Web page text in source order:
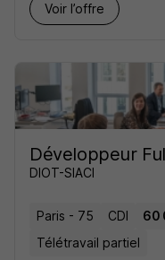
Voir l’offre
Développeur
DIOT-SIACI
Paris - 75 CDI
60
Télétravail partiel